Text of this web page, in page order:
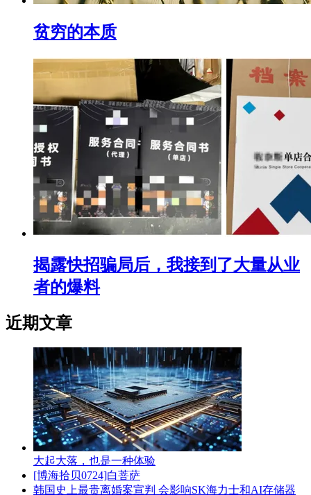
贫穷的本质
揭露快招骗局后，我接到了大量从业
者的爆料
近期文章
大起大落，也是一种体验
[博海拾贝0724]白菩萨
韩国史上最贵离婚案宣判 会影响SK海力士和AI存储器